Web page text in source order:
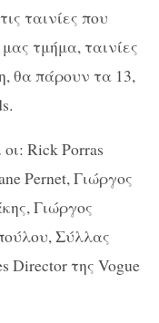
ταινίες που
τμήμα, ταινίες
θα πάρουν τα 13,
Rick Porras
Pernet, Γιώργος
Γιώργος
Σύλλας
Director της Vogue